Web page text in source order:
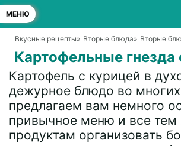
МЕНЮ
Вкусные рецепты» Вторые блюда» Вторые
Картофельные гнезда
Картофель с курицей в
дежурное блюдо во
предлагаем вам немного
привычное меню и все
продуктам организовать